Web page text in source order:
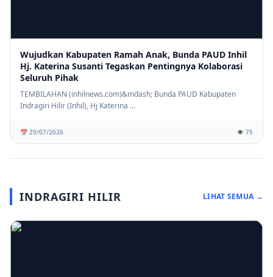
Wujudkan Kabupaten Ramah Anak, Bunda PAUD Inhil
Hj. Katerina Susanti Tegaskan Pentingnya Kolaborasi
Seluruh Pihak
TEMBILAHAN (inhilnews.com)&mdash; Bunda PAUD Kabupaten
Indragiri Hilir (Inhil), Hj Katerina ...
📅 29/07/2026 👁️ 75
INDRAGIRI HILIR LIHAT SEMUA →